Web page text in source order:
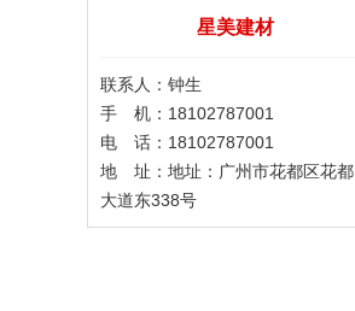
星美建材
联系人：钟生
手 机：18102787001
电 话：18102787001
地 址：地址：广州市花都区花都
大道东338号